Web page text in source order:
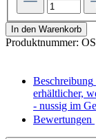
In den Warenkorb
Produktnummer:
Beschreibung
erhältlicher,
- nussig im
Bewertungen